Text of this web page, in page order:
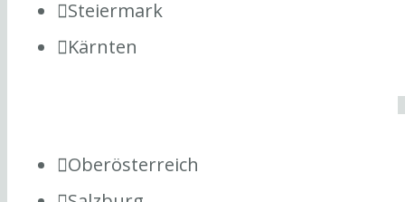
Steiermark
Kärnten
Oberösterreich